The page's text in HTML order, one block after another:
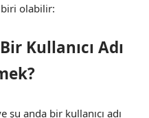
biri olabilir:
Kullanıcı Adı
şu anda bir kullanıcı adı